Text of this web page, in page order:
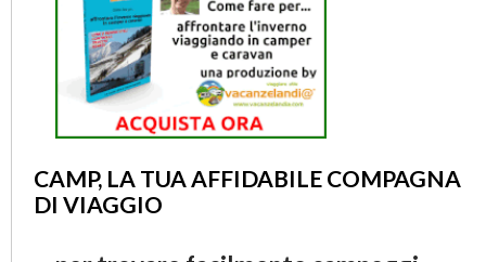
CAMP, LA TUA AFFIDABILE COMPAGNA
DI VIAGGIO